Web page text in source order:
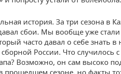
история. За три сезона в
сбои. Мы вообще уже
часто давал о себе знать в
сборной России. Что
Возможно, он сам высоко
прошедшем сезоне, но факты